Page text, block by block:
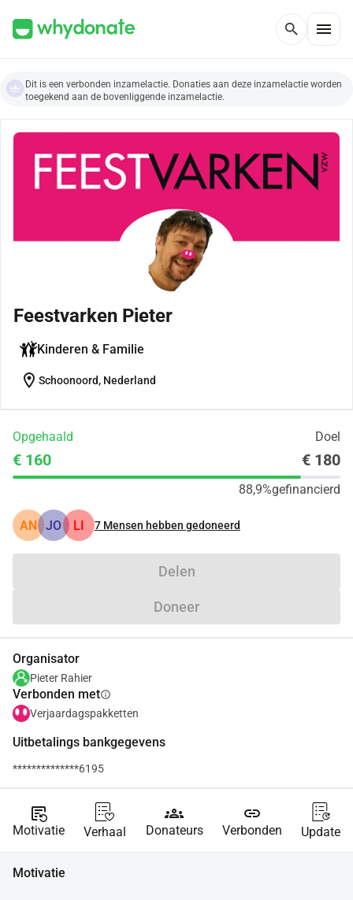
search menu
Dit is een verbonden inzamelactie. Donaties aan deze inzamelactie worden
toegekend aan de bovenliggende inzamelactie.
Feestvarken Pieter
Kinderen & Familie
location_on Schoonoord, Nederland
Opgehaald Doel
€ 160 € 180
88,9%gefinancierd
AN JO LI 7 Mensen hebben gedoneerd
Delen
Doneer
Organisator
Pieter Rahier
Verbonden metinfo
Verjaardagspakketten
Uitbetalings bankgegevens
**************6195
source_notes
Motivatie Verhaal
groups
Donateurs
link
Verbonden Update
Motivatie